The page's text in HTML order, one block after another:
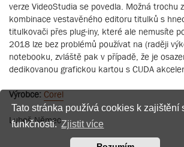
Tato stránka používá cookies k zajištění
funkčnosti.Zjistit více
verze VideoStudia se povedla. Možná trochu
kombinace vestavěného editoru titulků s
titulkovači přes plug-iny, které ale nemusíte
2018 lze bez problémů používat na (raději
notebooku, zvláště pak v případě, že je
dedikovanou grafickou kartou s CUDA
Výrobce: Corel
Luboš Němec